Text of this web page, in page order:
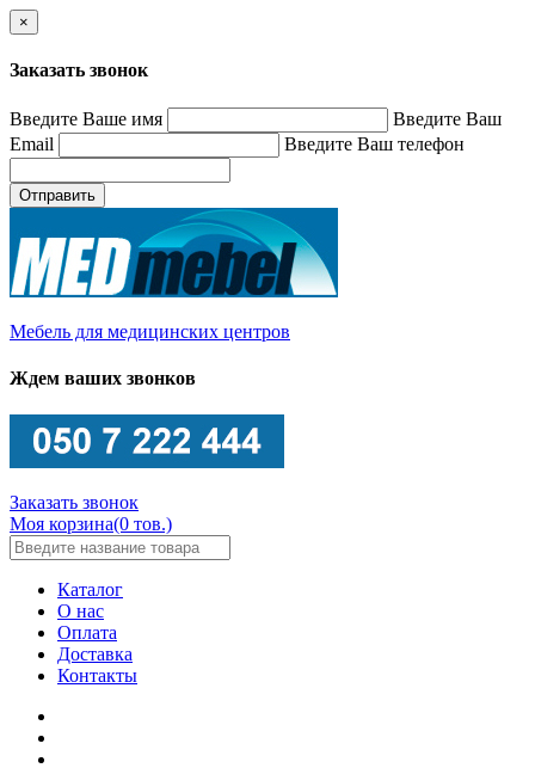
×
Заказать звонок
Введите Ваше имя
Введите Ваш
Email
Введите Ваш телефон
Отправить
Мебель для медицинских центров
Ждем ваших звонков
Заказать звонок
Моя корзина(0 тов.)
Каталог
О нас
Оплата
Доставка
Контакты